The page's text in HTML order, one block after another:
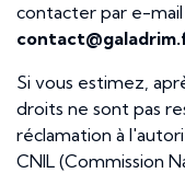
contacter par e-mail
Si vous estimez,
droits ne sont pas
réclamation à
CNIL (Commission